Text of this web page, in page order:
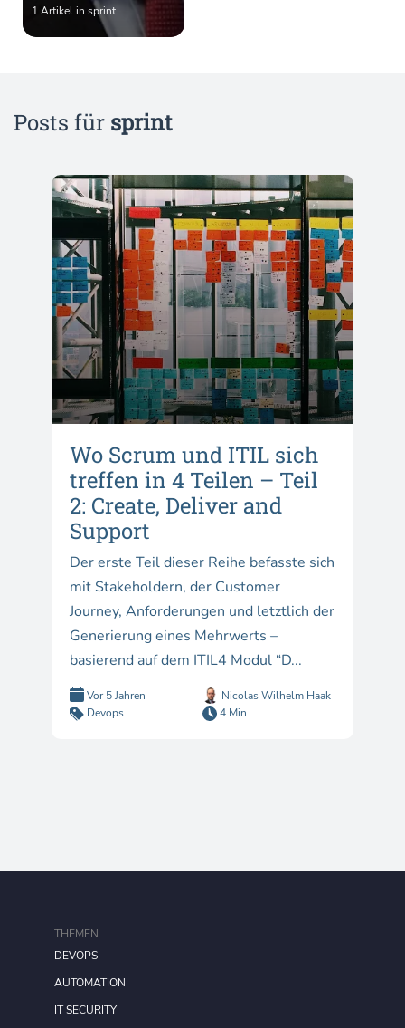
1 Artikel in sprint
Posts für sprint
Wo Scrum und ITIL sich
treffen in 4 Teilen – Teil
2: Create, Deliver and
Support
Der erste Teil dieser Reihe befasste sich
mit Stakeholdern, der Customer
Journey, Anforderungen und letztlich der
Generierung eines Mehrwerts –
basierend auf dem ITIL4 Modul “D...
Vor 5 Jahren
Nicolas Wilhelm Haak
Devops
4 Min
THEMEN
DEVOPS
AUTOMATION
IT SECURITY